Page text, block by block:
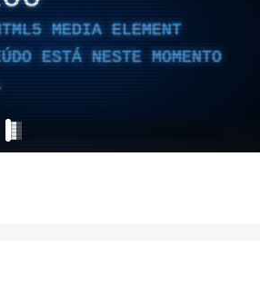
MEDIA ELEMENT
ESTÁ NESTE MOMENTO